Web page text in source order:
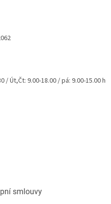
Út,Čt: 9.00-18.00 / pá: 9.00-15.00 h
smlouvy